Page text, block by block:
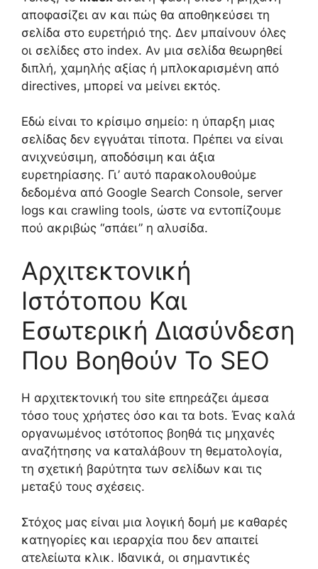
αποφασίζει αν και πώς θα αποθηκεύσει τη
σελίδα στο ευρετήριό της. Δεν μπαίνουν όλες
οι σελίδες στο index. Αν μια σελίδα θεωρηθεί
διπλή, χαμηλής αξίας ή μπλοκαρισμένη από
directives, μπορεί να μείνει εκτός.
Εδώ είναι το κρίσιμο σημείο: η ύπαρξη μιας
σελίδας δεν εγγυάται τίποτα. Πρέπει να είναι
ανιχνεύσιμη, αποδόσιμη και άξια
ευρετηρίασης. Γι’ αυτό παρακολουθούμε
δεδομένα από Google Search Console, server
logs και crawling tools, ώστε να εντοπίζουμε
πού ακριβώς “σπάει” η αλυσίδα.
Αρχιτεκτονική
Ιστότοπου Και
Εσωτερική Διασύνδεση
Που Βοηθούν Το SEO
Η αρχιτεκτονική του site επηρεάζει άμεσα
τόσο τους χρήστες όσο και τα bots. Ένας καλά
οργανωμένος ιστότοπος βοηθά τις μηχανές
αναζήτησης να καταλάβουν τη θεματολογία,
τη σχετική βαρύτητα των σελίδων και τις
μεταξύ τους σχέσεις.
Στόχος μας είναι μια λογική δομή με καθαρές
κατηγορίες και ιεραρχία που δεν απαιτεί
ατελείωτα κλικ. Ιδανικά, οι σημαντικές